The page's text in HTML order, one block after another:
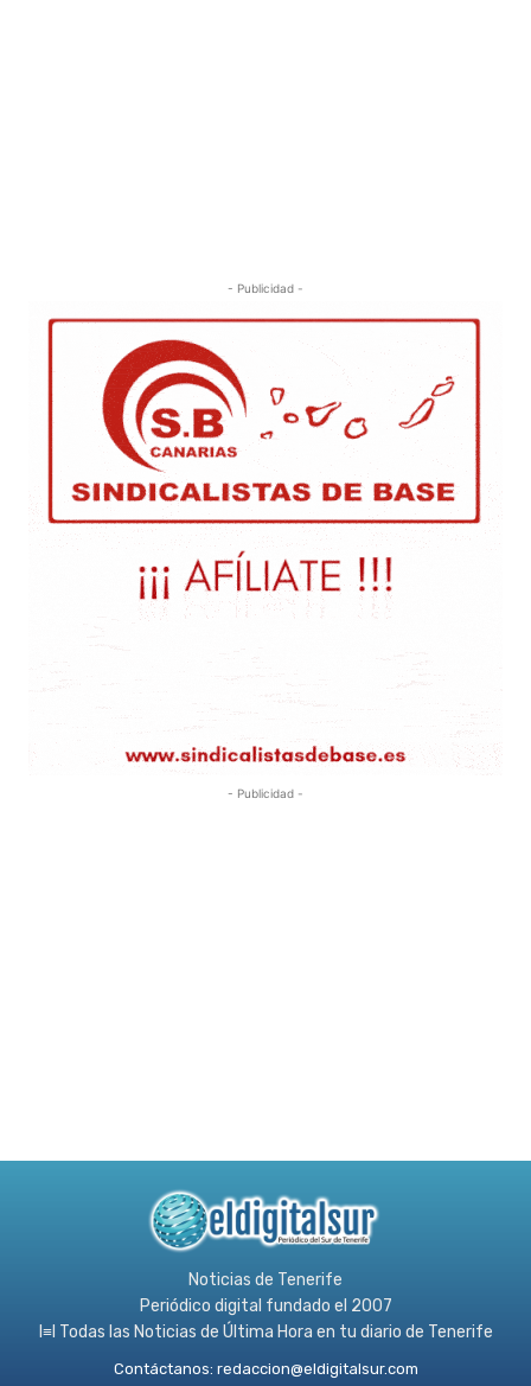
- Publicidad -
- Publicidad -
Noticias de Tenerife
Periódico digital fundado el 2007
l≡l Todas las Noticias de Última Hora en tu diario de Tenerife
Contáctanos: redaccion@eldigitalsur.com